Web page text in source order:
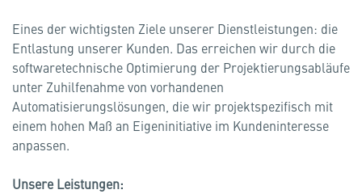
Eines der wichtigsten Ziele unserer Dienstleistungen: die
Entlastung unserer Kunden. Das erreichen wir durch die
softwaretechnische Optimierung der Projektierungsabläufe
unter Zuhilfenahme von vorhandenen
Automatisierungslösungen, die wir projektspezifisch mit
einem hohen Maß an Eigeninitiative im Kundeninteresse
anpassen.
Unsere Leistungen: